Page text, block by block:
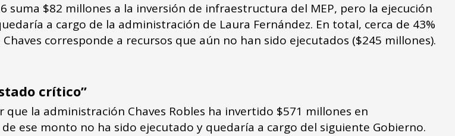
$82 millones a la inversión de infraestructura del MEP, pero la ejecución
a cargo de la administración de Laura Fernández. En total, cerca de 43%
corresponde a recursos que aún no han sido ejecutados ($245 millones).
crítico”
la administración Chaves Robles ha invertido $571 millones en
ese monto no ha sido ejecutado y quedaría a cargo del siguiente Gobierno.